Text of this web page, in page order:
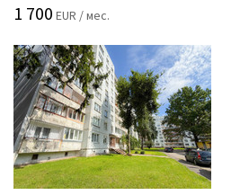
1 700 EUR / мес.